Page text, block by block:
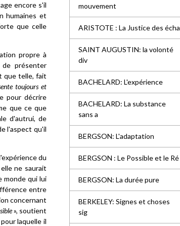
encore s'il
humaines et
que celle
propre à
de présenter
que telle, fait
toujours et
pour décrire
que ce que
d'autrui, de
l'aspect qu'il
du
ne saurait
monde qui lui
entre
concernant
», soutient
laquelle il
mouvement
ARISTOTE : La Justice des écha
SAINT AUGUSTIN: la volonté
div
BACHELARD: L'expérience
BACHELARD: La substance
sans a
BERGSON: L'adaptation
BERGSON : Le Possible et le Ré
BERGSON: La durée pure
BERKELEY: Signes et choses
sig